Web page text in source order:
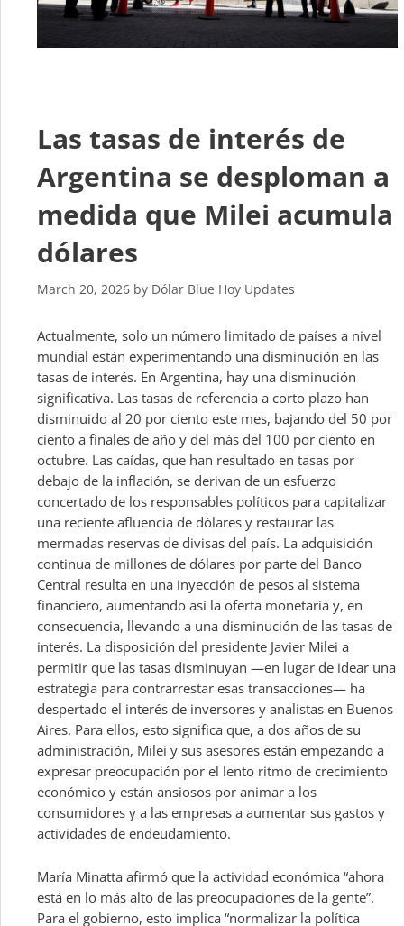
Las tasas de interés de
Argentina se desploman a
medida que Milei acumula
dólares
March 20, 2026 by Dólar Blue Hoy Updates
Actualmente, solo un número limitado de países a nivel
mundial están experimentando una disminución en las
tasas de interés. En Argentina, hay una disminución
significativa. Las tasas de referencia a corto plazo han
disminuido al 20 por ciento este mes, bajando del 50 por
ciento a finales de año y del más del 100 por ciento en
octubre. Las caídas, que han resultado en tasas por
debajo de la inflación, se derivan de un esfuerzo
concertado de los responsables políticos para capitalizar
una reciente afluencia de dólares y restaurar las
mermadas reservas de divisas del país. La adquisición
continua de millones de dólares por parte del Banco
Central resulta en una inyección de pesos al sistema
financiero, aumentando así la oferta monetaria y, en
consecuencia, llevando a una disminución de las tasas de
interés. La disposición del presidente Javier Milei a
permitir que las tasas disminuyan —en lugar de idear una
estrategia para contrarrestar esas transacciones— ha
despertado el interés de inversores y analistas en Buenos
Aires. Para ellos, esto significa que, a dos años de su
administración, Milei y sus asesores están empezando a
expresar preocupación por el lento ritmo de crecimiento
económico y están ansiosos por animar a los
consumidores y a las empresas a aumentar sus gastos y
actividades de endeudamiento.
María Minatta afirmó que la actividad económica “ahora
está en lo más alto de las preocupaciones de la gente”.
Para el gobierno, esto implica “normalizar la política